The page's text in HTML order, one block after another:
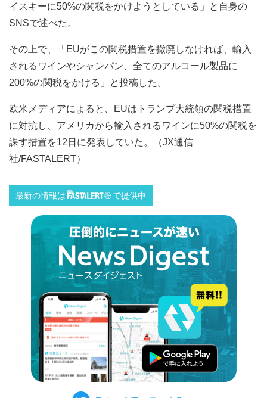
イスキーに50%の関税をかけようとしている」と自身の
SNSで述べた。
その上で、「EUがこの関税措置を撤廃しなければ、輸入
されるワインやシャンパン、全てのアルコール製品に
200%の関税をかける」と投稿した。
欧米メディアによると、EUはトランプ大統領の関税措置
に対抗し、アメリカから輸入されるワインに50%の関税を
課す措置を12日に発表していた。（JX通信
社/FASTALERT）
最新の情報は で提供中